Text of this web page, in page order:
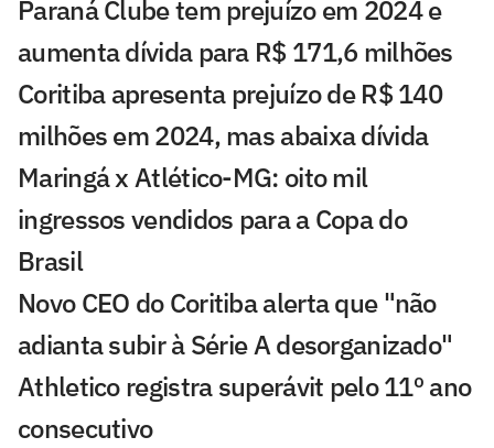
Paraná Clube tem prejuízo em 2024 e
aumenta dívida para R$ 171,6 milhões
Coritiba apresenta prejuízo de R$ 140
milhões em 2024, mas abaixa dívida
Maringá x Atlético-MG: oito mil
ingressos vendidos para a Copa do
Brasil
Novo CEO do Coritiba alerta que "não
adianta subir à Série A desorganizado"
Athletico registra superávit pelo 11º ano
consecutivo